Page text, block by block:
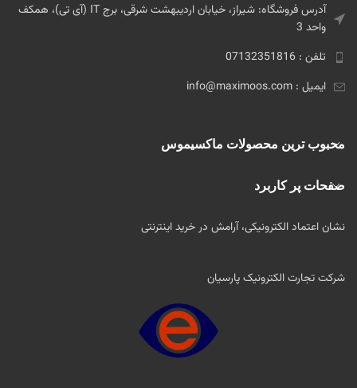
آدرس فروشگاه: شیراز، خیابان اردیبهشت شرقی، برج IT (آی تی)، همکف
واحد 3
تلفن : 07132351816
ایمیل : info@maximoos.com
محبوب ترین محصولات ماکسیموس
صفحات پر کاربرد
نشان اعتماد الکترونیکی، آرامش در خرید اینترنتی
شرکت تجارت الکترونیک پارسیان